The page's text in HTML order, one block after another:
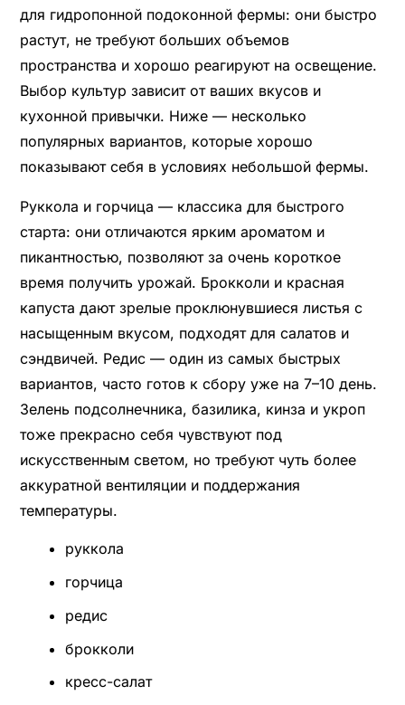
для гидропонной подоконной фермы: они быстро
растут, не требуют больших объемов
пространства и хорошо реагируют на освещение.
Выбор культур зависит от ваших вкусов и
кухонной привычки. Ниже — несколько
популярных вариантов, которые хорошо
показывают себя в условиях небольшой фермы.
Руккола и горчица — классика для быстрого
старта: они отличаются ярким ароматом и
пикантностью, позволяют за очень короткое
время получить урожай. Брокколи и красная
капуста дают зрелые проклюнувшиеся листья с
насыщенным вкусом, подходят для салатов и
сэндвичей. Редис — один из самых быстрых
вариантов, часто готов к сбору уже на 7–10 день.
Зелень подсолнечника, базилика, кинза и укроп
тоже прекрасно себя чувствуют под
искусственным светом, но требуют чуть более
аккуратной вентиляции и поддержания
температуры.
руккола
горчица
редис
брокколи
кресс-салат